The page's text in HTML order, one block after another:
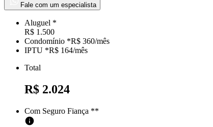
Fale com um especialista
Aluguel *
R$ 1.500
Condomínio *R$ 360/mês
IPTU *R$ 164/mês
Total
R$ 2.024
Com Seguro Fiança **